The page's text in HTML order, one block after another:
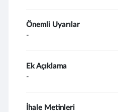
Önemli Uyarılar
-
Ek Açıklama
-
İhale Metinleri